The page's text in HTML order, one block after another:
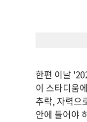
한편 이날
이 스타디움
추락, 자력으
안에 들어야